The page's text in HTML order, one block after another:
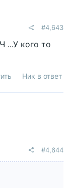
#4,643
...У кого то
Ник в ответ
#4,644